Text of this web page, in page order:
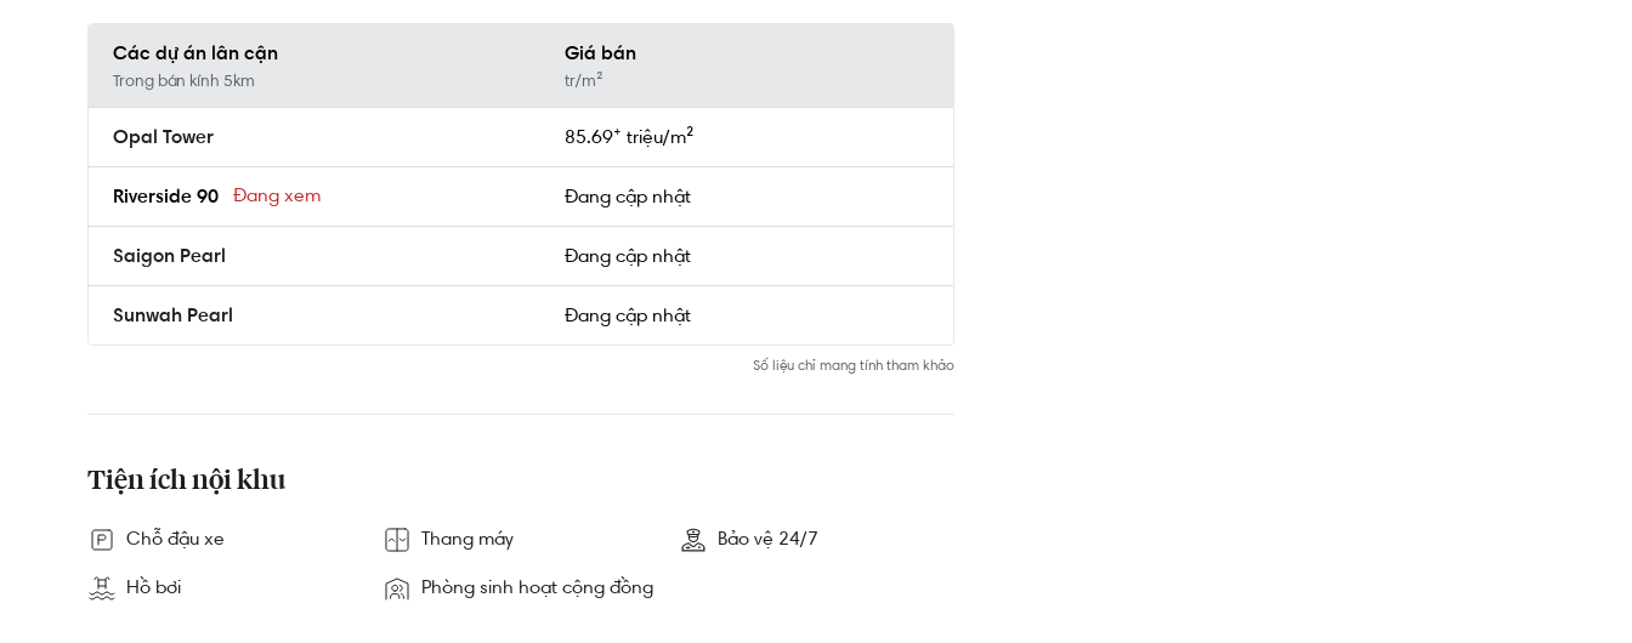
Các dự án lân cận
Trong bán kính 5km
Giá bán
tr/m²
Opal Tower 85.69⁺ triệu/m²
Riverside 90 Đang cập nhật
Saigon Pearl Đang cập nhật
Sunwah Pearl Đang cập nhật
Số liệu chỉ mang tính tham khảo
Tiện ích nội khu
Chỗ đậu xe Thang máy
Bảo vệ 24/7
Hồ bơi
Phòng sinh hoạt cộng đồng